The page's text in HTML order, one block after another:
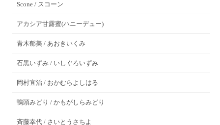
Scone / スコーン
アカシア甘露蜜(ハニーデュー)
青木郁美 / あおきいくみ
石黒いずみ / いしぐろいずみ
岡村宜治 / おかむらよしはる
鴨頭みどり / かもがしらみどり
斉藤幸代 / さいとうさちよ